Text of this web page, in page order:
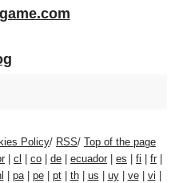
Policy/ RSS/ Top of the page
cl co de ecuador es fi fr
pa| pe| pt| th| us uy| ve| vi